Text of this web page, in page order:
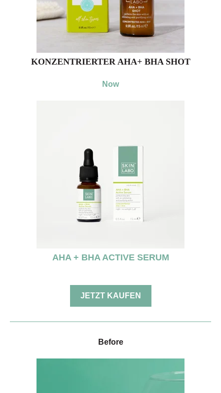
KONZENTRIERTER AHA+ BHA SHOT
Now
AHA + BHA ACTIVE SERUM
JETZT KAUFEN
Before